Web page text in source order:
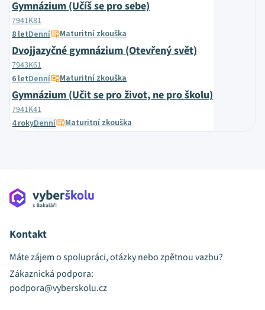
Gymnázium (Učíš se pro sebe)
7941K81
8 letDenní Maturitní zkouška
Dvojjazyčné gymnázium (Otevřený svět)
7943K61
6 letDenní Maturitní zkouška
Gymnázium (Učit se pro život, ne pro školu)
7941K41
4 rokyDenní Maturitní zkouška
Kontakt
Máte zájem o spolupráci, otázky nebo zpětnou vazbu?
Zákaznická podpora:
podpora@vyberskolu.cz